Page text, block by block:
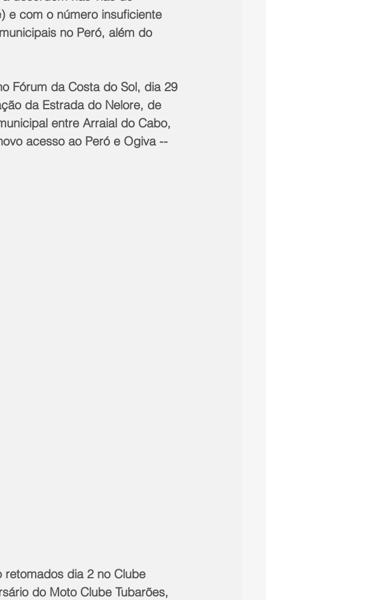
e com o número insuficiente
no Peró, além do
da Estrada do Nelore, de
entre Arraial do Cabo,
acesso ao Peró e Ogiva --
do Moto Clube Tubarões,